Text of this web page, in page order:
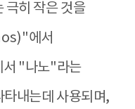
극히 작은 것을
에서
"나노"라는
내는데 사용되며,